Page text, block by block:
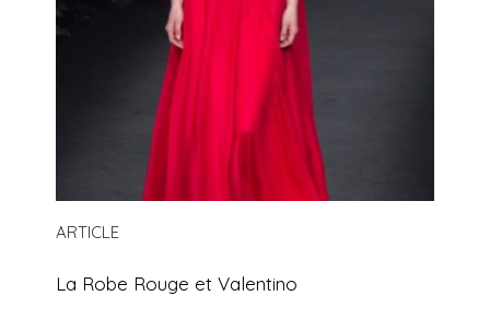
ARTICLE
La Robe Rouge et Valentino